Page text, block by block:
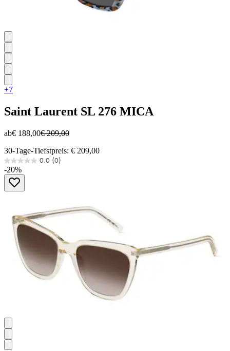
+7
Saint Laurent SL 276 MICA
ab€ 188,00€ 209,00
30-Tage-Tiefstpreis: € 209,00
0.0 (0)
0.0
von
Sternen.
-20%